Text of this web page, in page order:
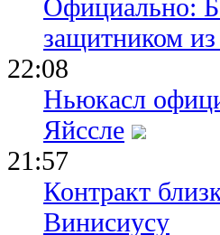
Официально:
защитником
22:08
Ньюкасл
Яйссле
21:57
Контракт
Винисиусу